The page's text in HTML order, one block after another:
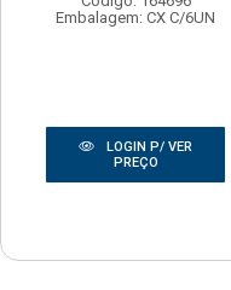
Embalagem: CX C/6UN
LOGIN P/ VER
PREÇO